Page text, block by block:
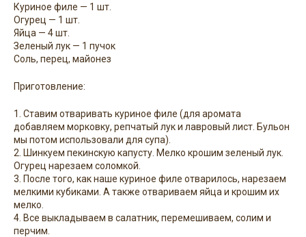
Куриное филе — 1 шт.
Огурец — 1 шт.
Яйца — 4 шт.
Зеленый лук — 1 пучок
Соль, перец, майонез
Приготовление:
1. Ставим отваривать куриное филе (для аромата
добавляем морковку, репчатый лук и лавровый лист. Бульон
мы потом использовали для супа).
2. Шинкуем пекинскую капусту. Мелко крошим зеленый лук.
Огурец нарезаем соломкой.
3. После того, как наше куриное филе отварилось, нарезаем
мелкими кубиками. А также отвариваем яйца и крошим их
мелко.
4. Все выкладываем в салатник, перемешиваем, солим и
перчим.